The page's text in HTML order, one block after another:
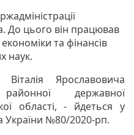
До цього він працював
та фінансів
наук.
Ярославовича
державної
області, - йдеться у
України №80/2020-рп.